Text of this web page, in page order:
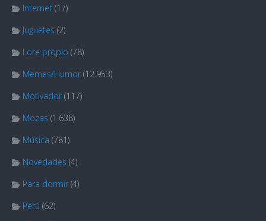
Internet (17)
Juguetes (2)
Lore propio (78)
Memes/Humor (12.953)
Motivador (117)
Mozas (1.638)
Música (781)
Novedades (4)
Para dormir (4)
Perú (62)